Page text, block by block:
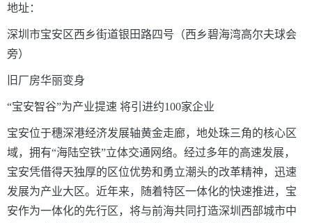
地址：
深圳市宝安区西乡街道银田路四号（西乡碧海湾高尔夫球会
旁）
旧厂房华丽变身
“宝安智谷”为产业提速 将引进约100家企业
宝安位于穗深港经济发展轴黄金走廊，地处珠三角的核心区
域，拥有“海陆空铁”立体交通网络。经过多年的高速发展，
宝安凭借得天独厚的区位优势和勇立潮头的改革精神，迅速
发展为产业大区。近年来，随着特区一体化的快速推进，宝
安作为一体化的先行区，将与前海共同打造深圳西部城市中